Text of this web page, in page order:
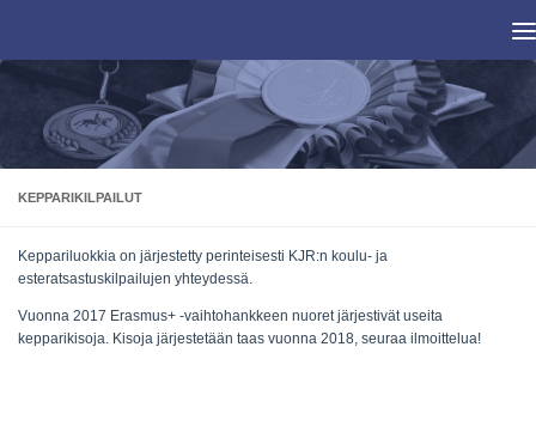
KEPPARIKILPAILUT
Keppariluokkia on järjestetty perinteisesti KJR:n koulu- ja
esteratsastuskilpailujen yhteydessä.
Vuonna 2017 Erasmus+ -vaihtohankkeen nuoret järjestivät useita
kepparikisoja. Kisoja järjestetään taas vuonna 2018, seuraa ilmoittelua!